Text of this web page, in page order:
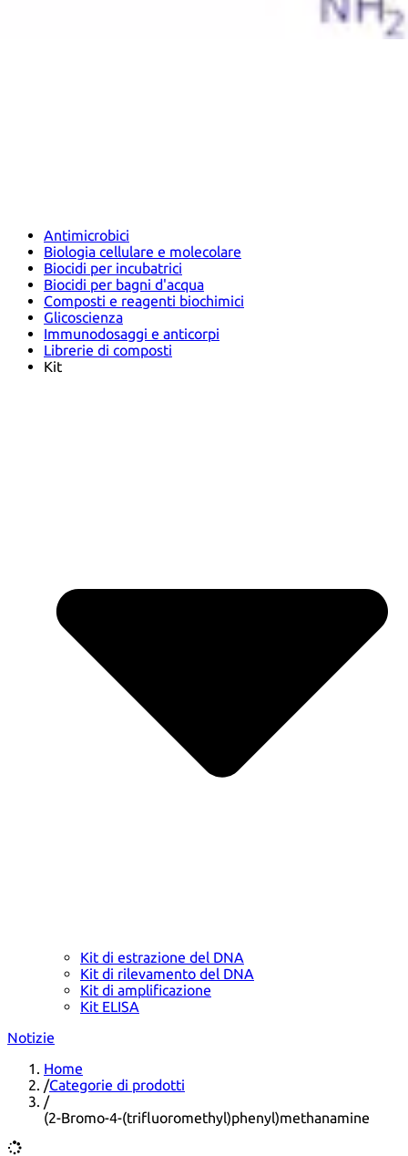
Antimicrobici
Biologia cellulare e molecolare
Biocidi per incubatrici
Biocidi per bagni d'acqua
Composti e reagenti biochimici
Glicoscienza
Immunodosaggi e anticorpi
Librerie di composti
Kit
Kit di estrazione del DNA
Kit di rilevamento del DNA
Kit di amplificazione
Kit ELISA
Notizie
Home
/Categorie di prodotti
/
(2-Bromo-4-(trifluoromethyl)phenyl)methanamine